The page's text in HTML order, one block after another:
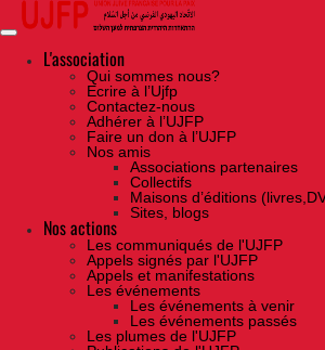
Skip
the
contentL'association
Qui sommes nous?
Ecrire à l’Ujfp
Contactez-nous
Adhérer à l’UJFP
Faire un don à l’UJFP
Nos amis
Associations partenaires
Collectifs
Maisons d’éditions
Sites, blogs
Nos actions
Les communiqués de l'UJFP
Appels signés par l'UJFP
Appels et manifestations
Les événements
Les événements à venir
Les événements passés
Les plumes de l'UJFP